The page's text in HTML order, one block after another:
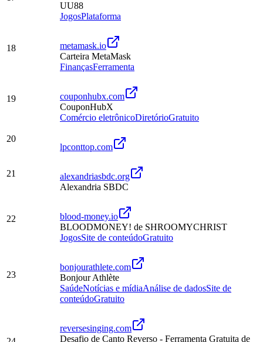
UU88
JogosPlataforma
18
metamask.io
Carteira MetaMask
FinançasFerramenta
19
couponhubx.com
CouponHubX
Comércio eletrônicoDiretórioGratuito
20
lpconttop.com
21
alexandriasbdc.org
Alexandria SBDC
22
blood-money.io
BLOODMONEY! de SHROOMYCHRIST
JogosSite de conteúdoGratuito
23
bonjourathlete.com
Bonjour Athlète
SaúdeNotícias e mídiaAnálise de dadosSite de
conteúdoGratuito
reversesinging.com
Desafio de Canto Reverso - Ferramenta Gratuita de